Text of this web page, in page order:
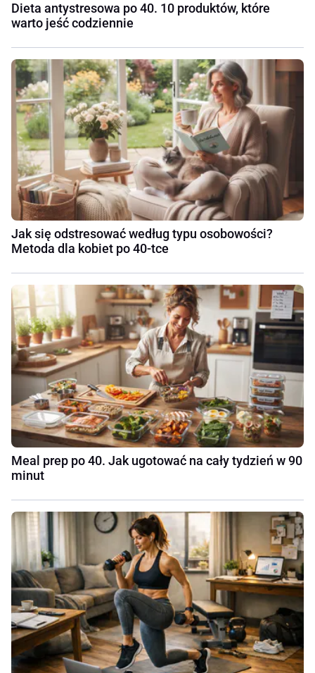
Dieta antystresowa po 40. 10 produktów, które
warto jeść codziennie
Jak się odstresować według typu osobowości?
Metoda dla kobiet po 40-tce
Meal prep po 40. Jak ugotować na cały tydzień w 90
minut